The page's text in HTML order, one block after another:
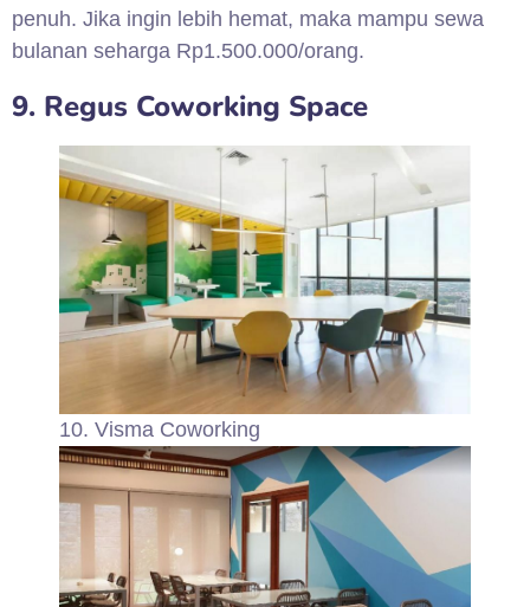
penuh. Jika ingin lebih hemat, maka mampu sewa
bulanan seharga Rp1.500.000/orang.
9. Regus Coworking Space
10. Visma Coworking